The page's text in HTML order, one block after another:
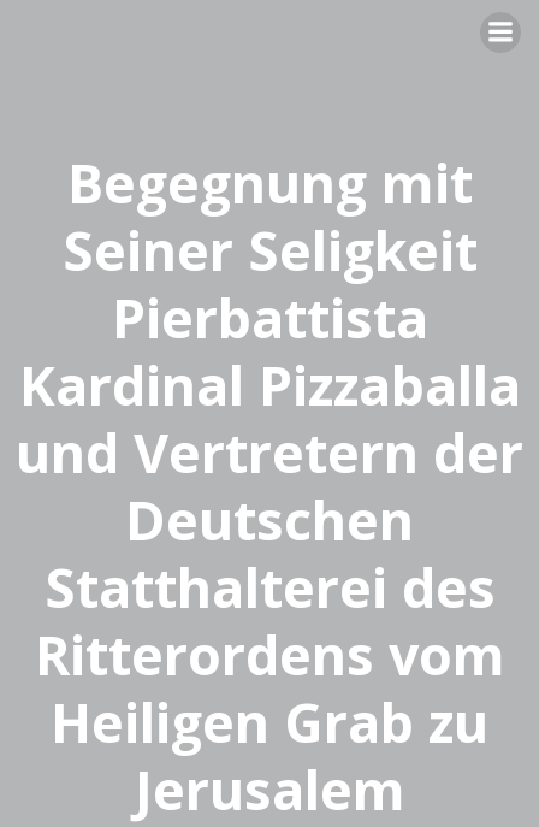
Begegnung mit
Seiner Seligkeit
Pierbattista
Kardinal Pizzaballa
und Vertretern der
Deutschen
Statthalterei des
Ritterordens vom
Heiligen Grab zu
Jerusalem